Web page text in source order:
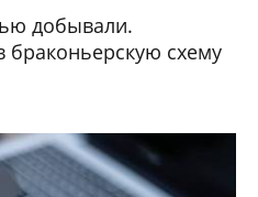
добывали.
браконьерскую схему